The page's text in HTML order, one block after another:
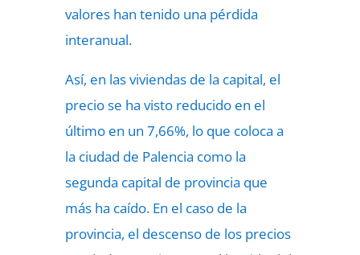
valores han tenido una pérdida
interanual.
Así, en las viviendas de la capital, el
precio se ha visto reducido en el
último en un 7,66%, lo que coloca a
la ciudad de Palencia como la
segunda capital de provincia que
más ha caído. En el caso de la
provincia, el descenso de los precios